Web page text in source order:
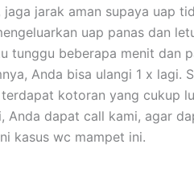
jarak aman supaya uap
uap panas dan
tunggu beberapa menit dan
Anda bisa ulangi 1 x lagi.
kotoran yang cukup
Anda dapat call kami, agar
kasus wc mampet ini.